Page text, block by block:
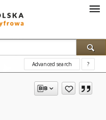
Advanced search ?